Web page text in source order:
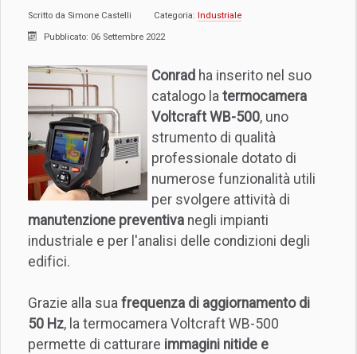
Scritto da Simone Castelli Categoria: Industriale
Pubblicato: 06 Settembre 2022
Conrad ha inserito nel suo
catalogo la termocamera
Voltcraft WB-500, uno
strumento di qualità
professionale dotato di
numerose funzionalità utili
per svolgere attività di
manutenzione preventiva negli impianti
industriale e per l'analisi delle condizioni degli
edifici.
Grazie alla sua frequenza di aggiornamento di
50 Hz, la termocamera Voltcraft WB-500
permette di catturare immagini nitide e